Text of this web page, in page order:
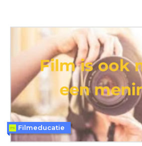
Filmeducatie